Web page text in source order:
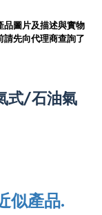
品圖片及描述與實物
請先向代理商查詢了
式/石油氣
似產品.